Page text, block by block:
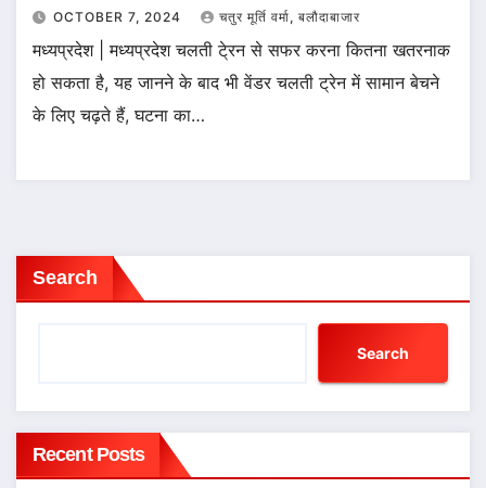
OCTOBER 7, 2024 चतुर मूर्ति वर्मा, बलौदाबाजार
मध्यप्रदेश | मध्यप्रदेश चलती टे्रन से सफर करना कितना खतरनाक
हो सकता है, यह जानने के बाद भी वेंडर चलती ट्रेन में सामान बेचने
के लिए चढ़ते हैं, घटना का…
Search
Search
Recent Posts